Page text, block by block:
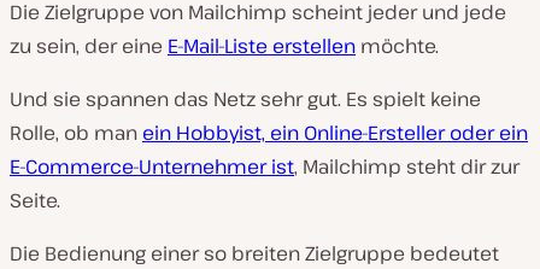
Die Zielgruppe von Mailchimp scheint jeder und jede
zu sein, der eine E-Mail-Liste erstellen möchte.
Und sie spannen das Netz sehr gut. Es spielt keine
Rolle, ob man ein Hobbyist, ein Online-Ersteller oder ein
E-Commerce-Unternehmer ist, Mailchimp steht dir zur
Seite.
Die Bedienung einer so breiten Zielgruppe bedeutet